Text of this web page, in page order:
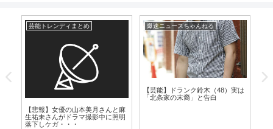
芸能トレンディまとめ
【悲報】女優の山本美月さんと麻
生祐未さんがドラマ撮影中に照明
落下しケガ・・・
爆速ニュースちゃんねる
【芸能】ドランク鈴木（48）実は
「北条家の末裔」と告白